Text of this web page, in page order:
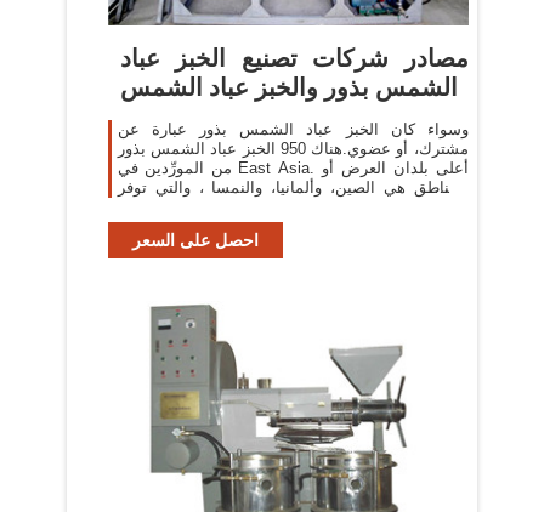
مصادر شركات تصنيع الخبز عباد
الشمس بذور والخبز عباد الشمس
وسواء كان الخبز عباد الشمس بذور عبارة عن
مشترك، أو عضوي.هناك 950 الخبز عباد الشمس بذور
من المورِّدين في East Asia. أعلى بلدان العرض أو
المناطق هي الصين، وألمانيا، والنمسا ، والتي توفر
احصل على السعر